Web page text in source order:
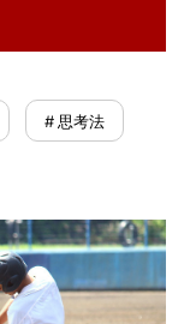
# 思考法